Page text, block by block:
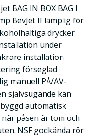
BAG IN BOX BAG I
BevJet II lämplig för
drycker
under
installation
förseglad
manuell PÅ/AV-
självsugande kan
automatisk
påsen är tom och
NSF godkända rör